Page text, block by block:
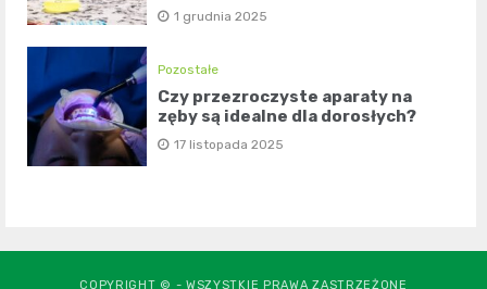
1 grudnia 2025
Pozostałe
Czy przezroczyste aparaty na
zęby są idealne dla dorosłych?
17 listopada 2025
COPYRIGHT © - WSZYSTKIE PRAWA ZASTRZEŻONE